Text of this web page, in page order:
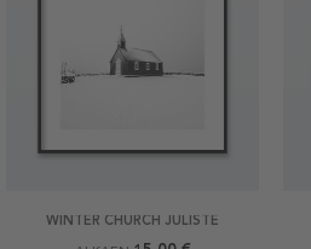
WINTER CHURCH JULISTE